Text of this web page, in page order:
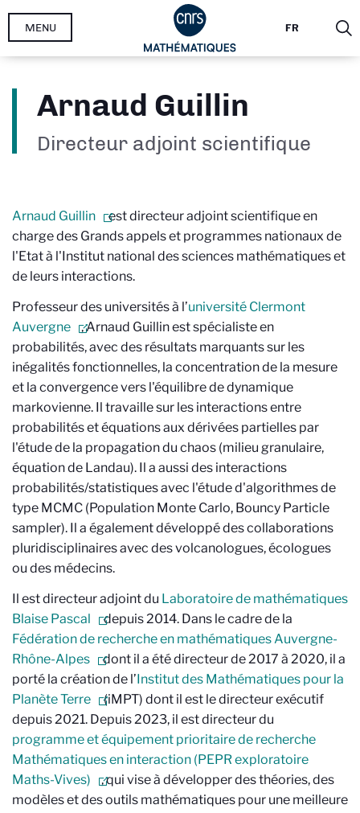
Aller
FR
MENU
Arnaud Guillin
Directeur adjoint scientifique
Arnaud Guillin est directeur adjoint scientifique en
charge des Grands appels et programmes nationaux de
l'Etat à l'Institut national des sciences mathématiques et
de leurs interactions.
Professeur des universités à l’université Clermont
Auvergne
, Arnaud Guillin est spécialiste en
probabilités, avec des résultats marquants sur les
inégalités fonctionnelles, la concentration de la mesure
et la convergence vers l'équilibre de dynamique
markovienne. Il travaille sur les interactions entre
probabilités et équations aux dérivées partielles par
l'étude de la propagation du chaos (milieu granulaire,
équation de Landau). Il a aussi des interactions
probabilités/statistiques avec l'étude d'algorithmes de
type MCMC (Population Monte Carlo, Bouncy Particle
sampler). Il a également développé des collaborations
pluridisciplinaires avec des volcanologues, écologues
ou des médecins.
Il est directeur adjoint du Laboratoire de mathématiques
Blaise Pascal
depuis 2014. Dans le cadre de la
Fédération de recherche en mathématiques Auvergne-
Rhône-Alpes
dont il a été directeur de 2017 à 2020, il a
porté la création de l’Institut des Mathématiques pour la
Planète Terre
(iMPT) dont il est le directeur exécutif
depuis 2021. Depuis 2023, il est directeur du
programme et équipement prioritaire de recherche
Mathématiques en interaction (PEPR exploratoire
Maths-Vives)
, qui vise à développer des théories, des
modèles et des outils mathématiques pour une meilleure